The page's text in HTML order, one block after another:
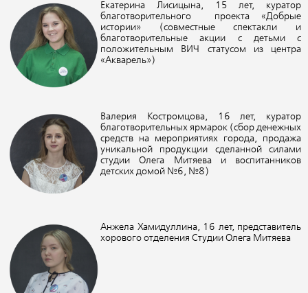
Екатерина Лисицына, 15 лет, куратор
благотворительного проекта «Добрые
истории» (совместные спектакли и
благотворительные акции с детьми с
положительным ВИЧ статусом из центра
«Акварель»)
Валерия Костромцова, 16 лет, куратор
благотворительных ярмарок (сбор денежных
средств на мероприятиях города, продажа
уникальной продукции сделанной силами
студии Олега Митяева и воспитанников
детских домой №6, №8)
Анжела Хамидуллина, 16 лет, представитель
хорового отделения Студии Олега Митяева